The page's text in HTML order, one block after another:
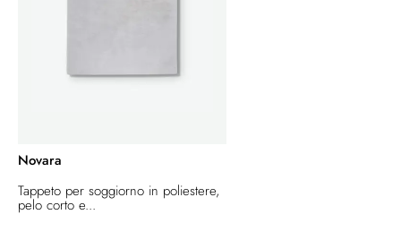
Novara
Tappeto per soggiorno in poliestere,
pelo corto e...